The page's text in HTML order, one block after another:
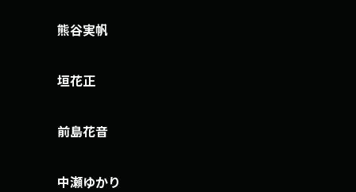
熊谷実帆
垣花正
前島花音
中瀬ゆかり